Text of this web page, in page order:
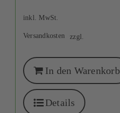
inkl. MwSt.
zzgl.
Versandkosten
In den Warenkorb
Details